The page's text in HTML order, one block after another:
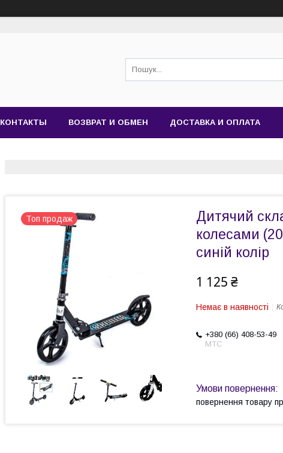
КОНТАКТЫ ВОЗВРАТ И ОБМЕН ДОСТАВКА И ОПЛАТА
Топ продаж
Дитячий
колесами
синій колір
1 125 ₴
Немає в наявності
+380 (66) 408-53-49
МТС
повернення товару